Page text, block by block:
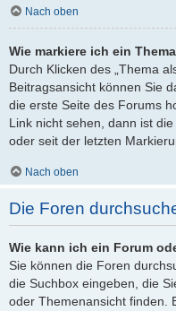
Nach oben
Wie markiere ich ein
Durch Klicken des „Thema
Beitragsansicht können Sie
die erste Seite des Forums
Link nicht sehen, dann ist
oder seit der letzten
Nach oben
Die Foren
Wie kann ich ein Forum
Sie können die Foren
die Suchbox eingeben, die
oder Themenansicht finden.